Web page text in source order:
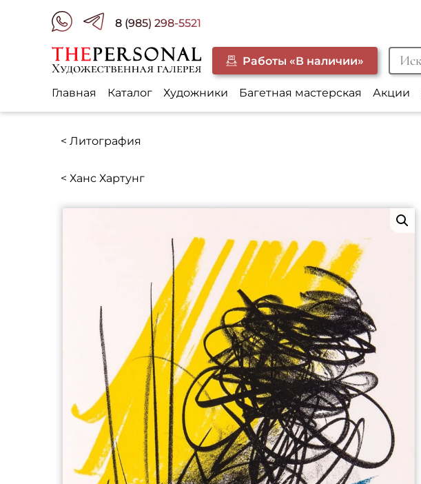
8 (985) 298-5521
Работы «В наличии»
Главная Каталог Художники Багетная мастерская Акции
< Литография
< Ханс Хартунг